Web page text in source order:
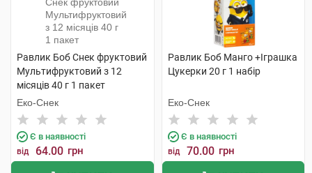
Равлик Боб Снек фруктовий
Мультифруктовий з 12
місяців 40 г 1 пакет
Еко-Снек
Є в наявності
від 64.00 грн
Равлик Боб Манго +Іграшка
Цукерки 20 г 1 набір
Еко-Снек
Є в наявності
від 70.00 грн